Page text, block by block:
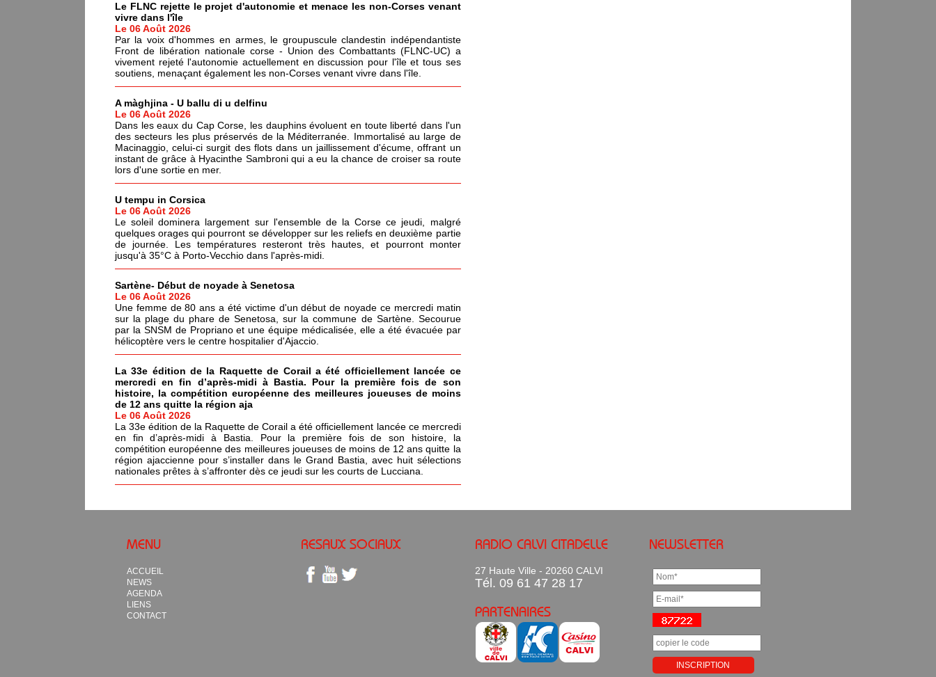
Le FLNC rejette le projet d'autonomie et menace les non-Corses venant
vivre dans l'île
Le 06 Août 2026
Par la voix d'hommes en armes, le groupuscule clandestin indépendantiste
Front de libération nationale corse - Union des Combattants (FLNC-UC) a
vivement rejeté l'autonomie actuellement en discussion pour l'île et tous ses
soutiens, menaçant également les non-Corses venant vivre dans l'île.
A màghjina - U ballu di u delfinu
Le 06 Août 2026
Dans les eaux du Cap Corse, les dauphins évoluent en toute liberté dans l'un
des secteurs les plus préservés de la Méditerranée. Immortalisé au large de
Macinaggio, celui-ci surgit des flots dans un jaillissement d'écume, offrant un
instant de grâce à Hyacinthe Sambroni qui a eu la chance de croiser sa route
lors d'une sortie en mer.
U tempu in Corsica
Le 06 Août 2026
Le soleil dominera largement sur l'ensemble de la Corse ce jeudi, malgré
quelques orages qui pourront se développer sur les reliefs en deuxième partie
de journée. Les températures resteront très hautes, et pourront monter
jusqu'à 35°C à Porto-Vecchio dans l'après-midi.
Sartène- Début de noyade à Senetosa
Le 06 Août 2026
Une femme de 80 ans a été victime d'un début de noyade ce mercredi matin
sur la plage du phare de Senetosa, sur la commune de Sartène. Secourue
par la SNSM de Propriano et une équipe médicalisée, elle a été évacuée par
hélicoptère vers le centre hospitalier d'Ajaccio.
La 33e édition de la Raquette de Corail a été officiellement lancée ce
mercredi en fin d’après-midi à Bastia. Pour la première fois de son
histoire, la compétition européenne des meilleures joueuses de moins
de 12 ans quitte la région aja
Le 06 Août 2026
La 33e édition de la Raquette de Corail a été officiellement lancée ce mercredi
en fin d’après-midi à Bastia. Pour la première fois de son histoire, la
compétition européenne des meilleures joueuses de moins de 12 ans quitte la
région ajaccienne pour s’installer dans le Grand Bastia, avec huit sélections
nationales prêtes à s’affronter dès ce jeudi sur les courts de Lucciana.
MENU
ACCUEIL
NEWS
AGENDA
LIENS
CONTACT
RESAUX SOCIAUX RADIO CALVI CITADELLE
27 Haute Ville - 20260 CALVI
Tél. 09 61 47 28 17
PARTENAIRES
NEWSLETTER